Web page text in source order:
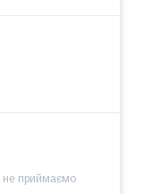
не приймаємо